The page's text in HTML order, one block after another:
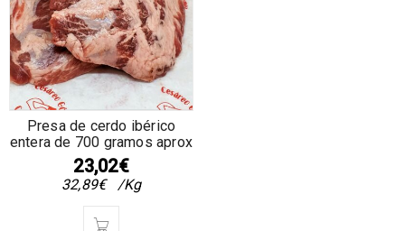
Presa de cerdo ibérico
entera de 700 gramos aprox
23,02€
32,89€ /Kg